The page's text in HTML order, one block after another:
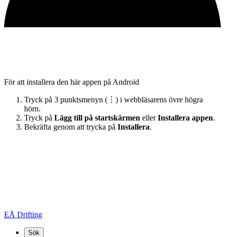
För att installera den här appen på Android
Tryck på 3 punktsmenyn (⋮) i webbläsarens övre högra
hörn.
Tryck på Lägg till på startskärmen ellerInstallera appen.
Bekräfta genom att trycka på Installera.
EÅ Drifting
Sök